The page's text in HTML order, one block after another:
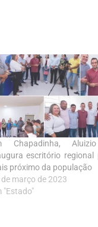
Chapadinha,
escritório regional
próximo da população
de março de 2023
"Estado"